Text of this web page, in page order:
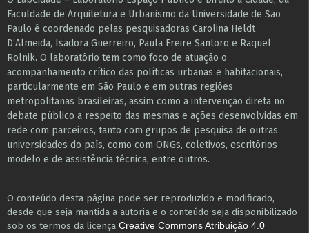
Faculdade de Arquitetura e Urbanismo da Universidade de São
Paulo é coordenado pelas pesquisadoras Carolina Heldt
D’Almeida, Isadora Guerreiro, Paula Freire Santoro e Raquel
Rolnik. O laboratório tem como foco de atuação o
acompanhamento crítico das políticas urbanas e habitacionais,
particularmente em São Paulo e ​em outras regiões
metropolitanas brasileiras, assim como a intervenção direta no
debate público a respeito das mesmas e ações desenvolvidas em
r​e​de com parceiros, tanto com grupos de pesquisa ​de outras
universidades do país, como com ONGs, coletivos, escritórios
modelo e de assistência técnica​, entre outros​.
O conteúdo desta página pode ser reproduzido e modificado,
desde que seja mantida a autoria e o conteúdo seja disponibilizado
sob os termos da licença Creative Commons Atribuição 4.0